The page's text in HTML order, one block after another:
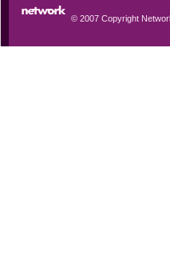
© 2007 Copyright